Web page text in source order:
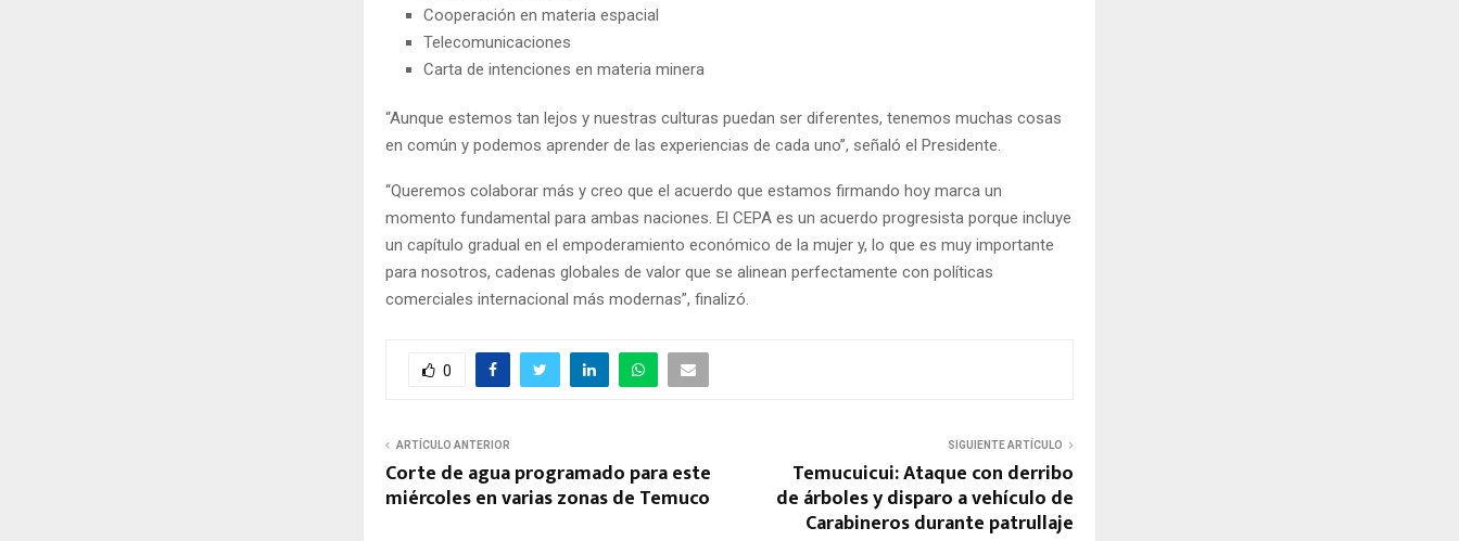
Cooperación en materia espacial
Telecomunicaciones
Carta de intenciones en materia minera
“Aunque estemos tan lejos y nuestras culturas puedan ser diferentes, tenemos muchas cosas
en común y podemos aprender de las experiencias de cada uno”, señaló el Presidente.
“Queremos colaborar más y creo que el acuerdo que estamos firmando hoy marca un
momento fundamental para ambas naciones. El CEPA es un acuerdo progresista porque incluye
un capítulo gradual en el empoderamiento económico de la mujer y, lo que es muy importante
para nosotros, cadenas globales de valor que se alinean perfectamente con políticas
comerciales internacional más modernas”, finalizó.
0
ARTÍCULO ANTERIOR
Corte de agua programado para este
miércoles en varias zonas de Temuco
SIGUIENTE ARTÍCULO
Temucuicui: Ataque con derribo
de árboles y disparo a vehículo de
Carabineros durante patrullaje